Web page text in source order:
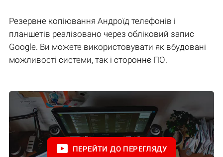
Резервне копіювання Андроїд телефонів і
планшетів реалізовано через обліковий запис
Google. Ви можете використовувати як вбудовані
можливості системи, так і стороннє ПО.
ПЕРЕЙТИ ДО ПЕРЕГЛЯДУ